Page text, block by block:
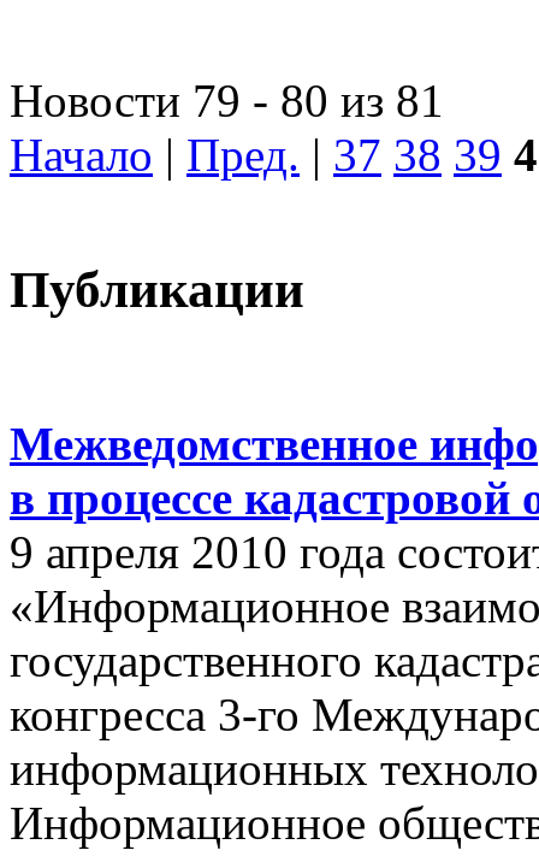
Новости 79 - 80 из 81
Начало | Пред. | 37 38 39
Публикации
Межведомственное
в процессе
9 апреля 2010 года
«Информационное
государственного
конгресса 3-го
информационных
Информационное